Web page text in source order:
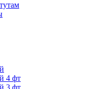
4 фт
3 фт